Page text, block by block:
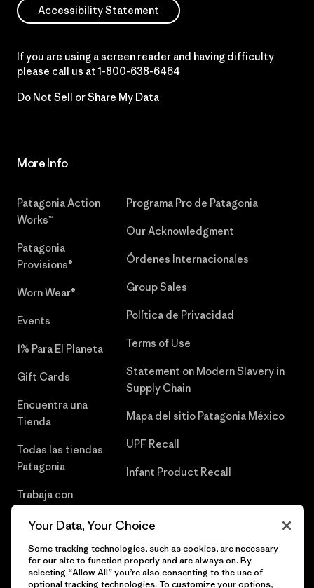
Accessibility Statement
If you are using a screen reader and having difficulty
please call us at 1-800-638-6464
Do Not Sell or Share My Data
More Info
Patagonia Action
Works™
Patagonia
Provisions®
Worn Wear®
Events
1% Para El Planeta
Gift Cards
Encuentra una
Tienda
Todas las tiendas
Patagonia
Trabaja con
Programa Pro de Patagonia
Our Acknowledgment
Órdenes Internacionales
Group Sales
Política de Privacidad
Terms of Use
Statement on Modern Slavery in
Supply Chain
Mapa del sitio Patagonia México
UPF Recall
Infant Product Recall
Your Data, Your Choice
Some tracking technologies, such as cookies, are necessary
for our site to function properly and are always on. By
selecting “Allow All” you’re also consenting to the use of
optional tracking technologies. To customize your options,